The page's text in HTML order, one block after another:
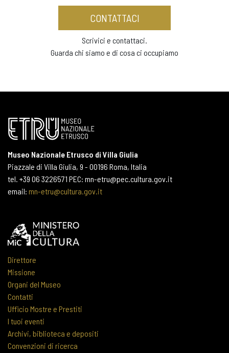
CONTATTACI
Scrivici e contattaci.
Guarda chi siamo e di cosa ci occupiamo
Museo Nazionale Etrusco di Villa Giulia
Piazzale di Villa Giulia, 9 - 00196 Roma, Italia
tel. +39 06 3226571 PEC: mn-etru@pec.cultura.gov.it
email: mn-etru@cultura.gov.it
Direttore
Missione
Organi del Museo
Contatti
Ufficio Mostre e Prestiti
I tuoi eventi
Archivi, biblioteca e depositi
Convenzioni di ricerca